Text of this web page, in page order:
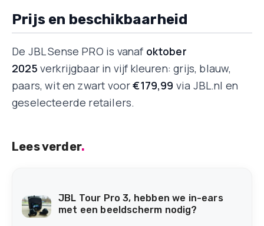
Prijs en beschikbaarheid
De JBL Sense PRO is vanaf oktober
2025 verkrijgbaar in vijf kleuren: grijs, blauw,
paars, wit en zwart voor€179,99 via JBL.nl en
geselecteerde retailers.
Lees verder.
JBL Tour Pro 3, hebben we in-ears
met een beeldscherm nodig?